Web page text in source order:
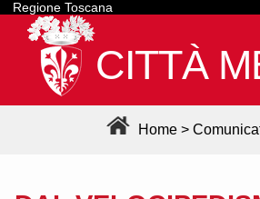
Regione Toscana
CITTÀ
Home >